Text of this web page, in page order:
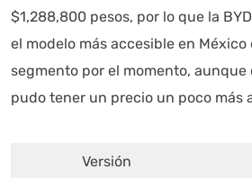
$1,288,800 pesos, por lo que la
el modelo más accesible en
segmento por el momento, aunque
pudo tener un precio un poco más
Versión